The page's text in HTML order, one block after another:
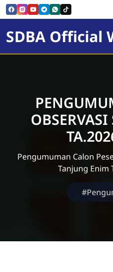
SDBA Official
Pengumuman Calon
Tanjung Enim